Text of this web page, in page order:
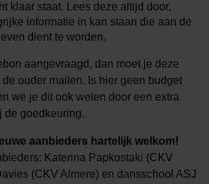
klaar staat. Lees deze altijd door,
informatie in kan staan die aan de
dient te worden.
aangevraagd, dan moet je deze
ouder mailen. Is hier geen budget
we je dit ook weten door een extra
de goedkeuring.
aanbieders hartelijk welkom!
Katerina Papkostaki (CKV
(CKV Almere) en dansschool ASJ